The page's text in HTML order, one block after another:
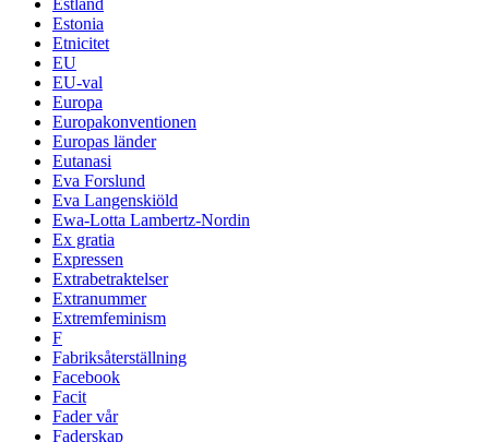
Estonia
Etnicitet
EU
EU-val
Europa
Europakonventionen
Europas länder
Eutanasi
Eva Forslund
Eva Langenskiöld
Ewa-Lotta Lambertz-Nordin
Ex gratia
Expressen
Extrabetraktelser
Extranummer
Extremfeminism
F
Fabriksåterställning
Facebook
Facit
Fader vår
Faderskap